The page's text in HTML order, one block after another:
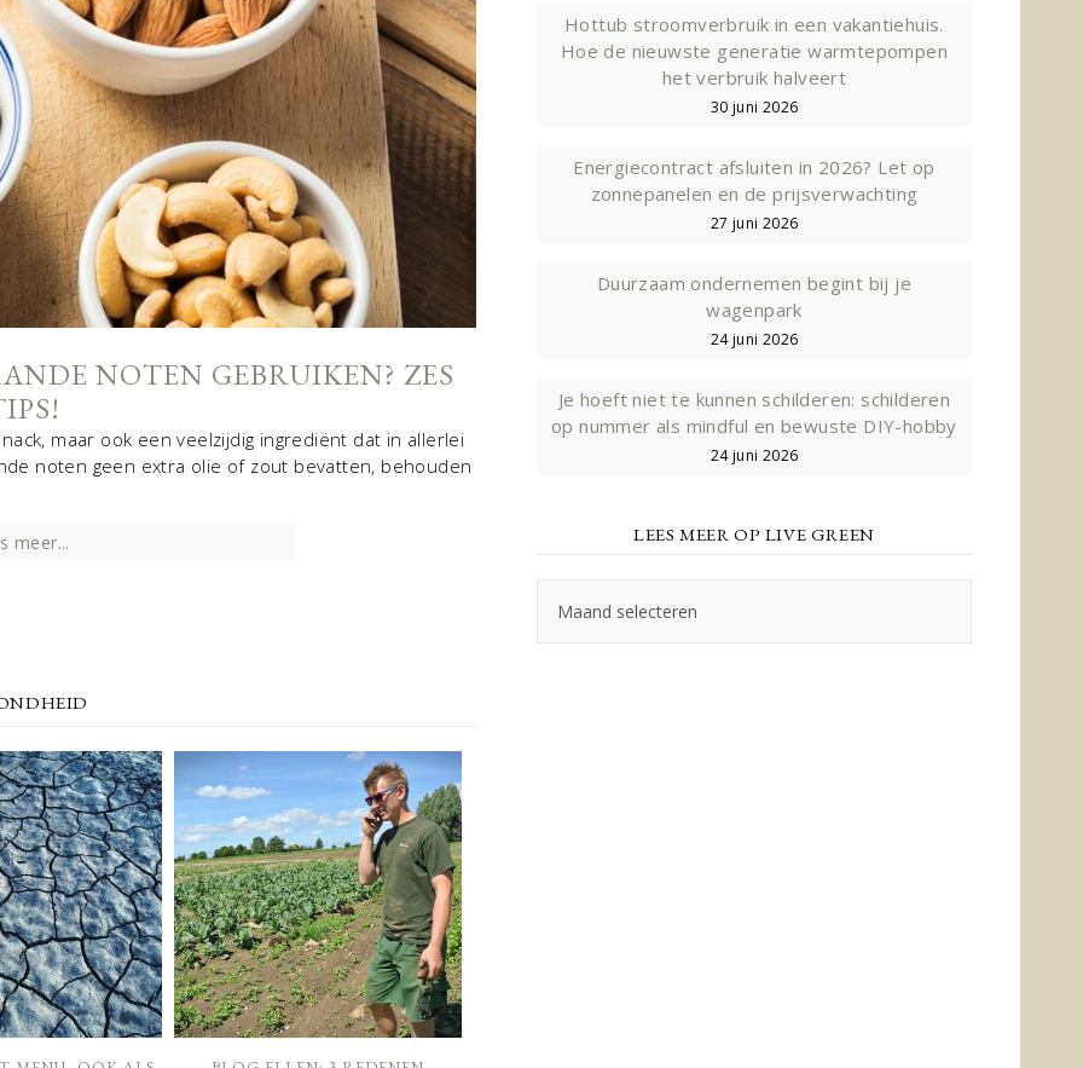
NOTEN GEBRUIKEN? ZES
maar ook een veelzijdig ingrediënt dat in allerlei
noten geen extra olie of zout bevatten, behouden
meer...
Hottub stroomverbruik in een vakantiehuis.
Hoe de nieuwste generatie warmtepompen
het verbruik halveert
30 juni 2026
Energiecontract afsluiten in 2026? Let op
zonnepanelen en de prijsverwachting
27 juni 2026
Duurzaam ondernemen begint bij je
wagenpark
24 juni 2026
Je hoeft niet te kunnen schilderen: schilderen
op nummer als mindful en bewuste DIY-hobby
24 juni 2026
LEES MEER OP LIVE GREEN
meer